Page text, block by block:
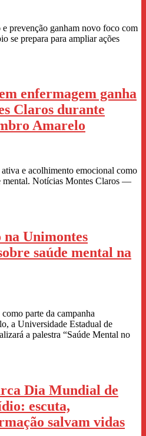
e prevenção ganham novo foco com
se prepara para ampliar ações
enfermagem ganha
Claros durante
Amarelo
e acolhimento emocional como
mental. Notícias Montes Claros —
Unimontes
saúde mental na
parte da campanha
a Universidade Estadual de
a palestra “Saúde Mental no
Dia Mundial de
escuta,
salvam vidas